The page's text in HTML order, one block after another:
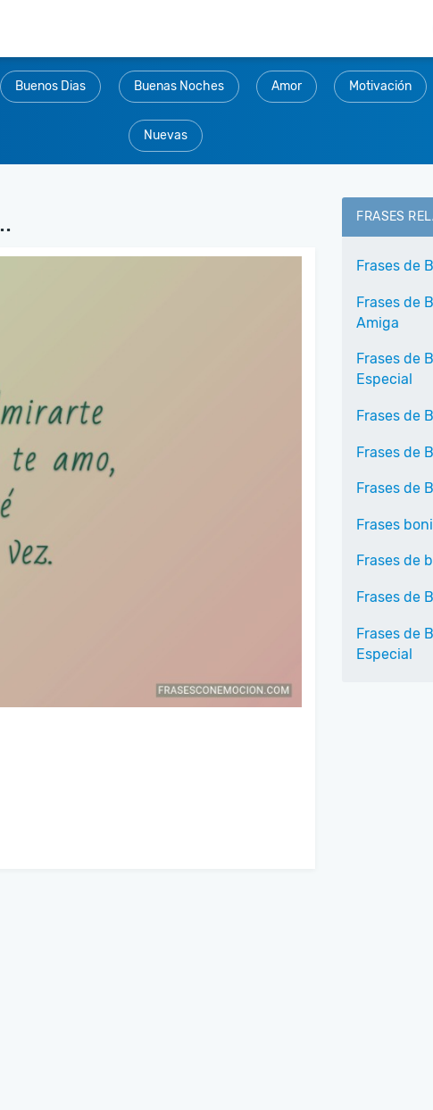
Buenos Dias Buenas Noches Amor Motivación
Nuevas
FRASES
Frases de
Frases de
Amiga
Frases de
Especial
Frases de
Frases de
Frases de
Frases
Frases de
Frases de
Frases de
Especial